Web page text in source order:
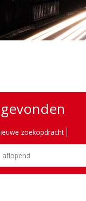
zoekopdracht